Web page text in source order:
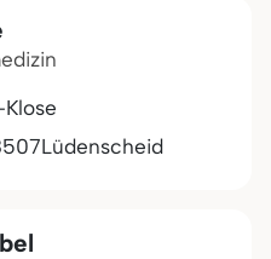
Lüdenscheid